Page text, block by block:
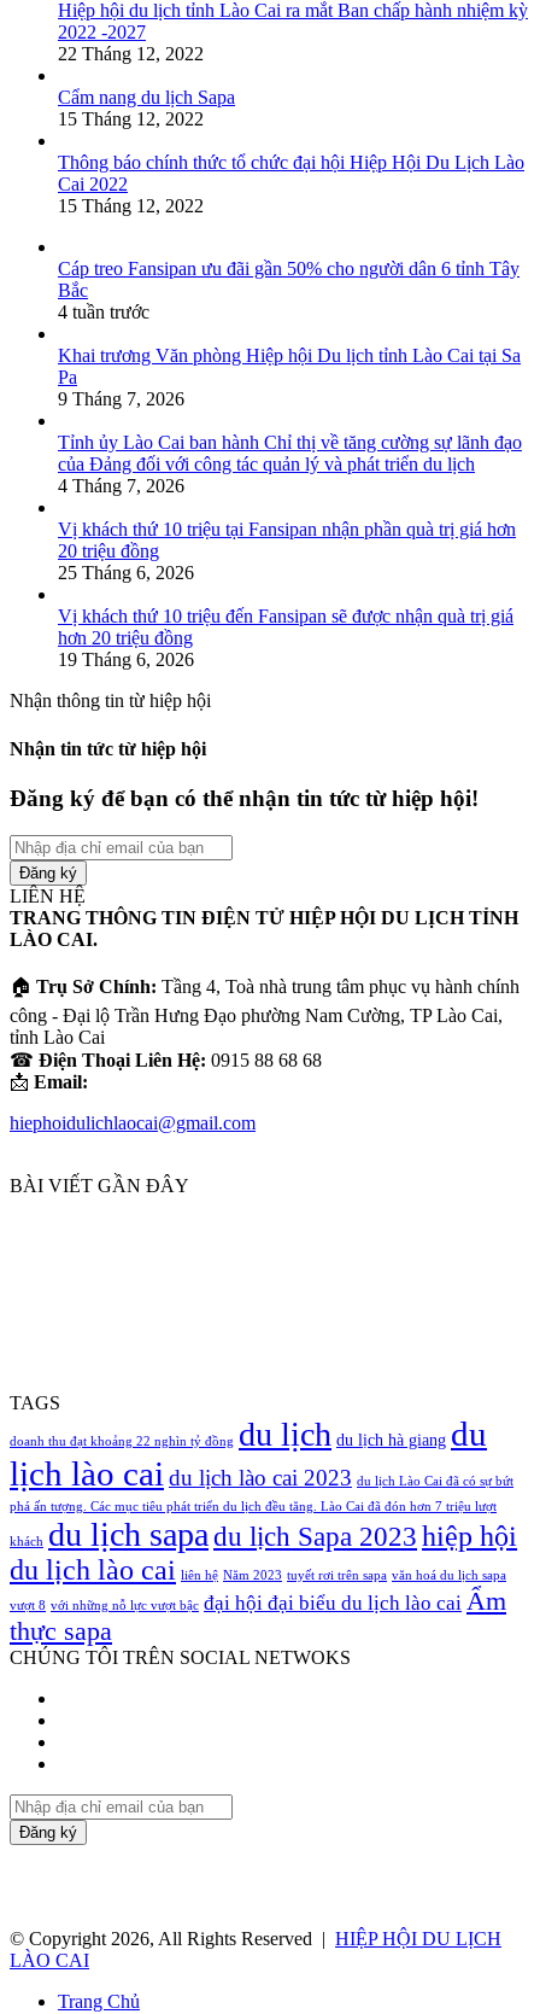
Hiệp hội du lịch tỉnh Lào Cai ra mắt Ban chấp hành nhiệm kỳ
2022 -2027
22 Tháng 12, 2022
Cẩm nang du lịch Sapa
15 Tháng 12, 2022
Thông báo chính thức tổ chức đại hội Hiệp Hội Du Lịch Lào
Cai 2022
15 Tháng 12, 2022
Cáp treo Fansipan ưu đãi gần 50% cho người dân 6 tỉnh Tây
Bắc
4 tuần trước
Khai trương Văn phòng Hiệp hội Du lịch tỉnh Lào Cai tại Sa
Pa
9 Tháng 7, 2026
Tỉnh ủy Lào Cai ban hành Chỉ thị về tăng cường sự lãnh đạo
của Đảng đối với công tác quản lý và phát triển du lịch
4 Tháng 7, 2026
Vị khách thứ 10 triệu tại Fansipan nhận phần quà trị giá hơn
20 triệu đồng
25 Tháng 6, 2026
Vị khách thứ 10 triệu đến Fansipan sẽ được nhận quà trị giá
hơn 20 triệu đồng
19 Tháng 6, 2026
Nhận thông tin từ hiệp hội
Nhận tin tức từ hiệp hội
Đăng ký để bạn có thể nhận tin tức từ hiệp hội!
Nhập
địa
chỉ
email
của
bạn
LIÊN HỆ
TRANG THÔNG TIN ĐIỆN TỬ HIỆP HỘI DU LỊCH TỈNH
LÀO CAI.
🏠 Trụ Sở Chính: Tầng 4, Toà nhà trung tâm phục vụ hành chính
công - Đại lộ Trần Hưng Đạo phường Nam Cường, TP Lào Cai,
tỉnh Lào Cai
☎ Điện Thoại Liên Hệ: 0915 88 68 68
📩 Email:
hiephoidulichlaocai@gmail.com
BÀI VIẾT GẦN ĐÂY
TAGS
doanh thu đạt khoảng 22 nghìn tỷ đồng du lịch du lịch hà giang du
lịch lào cai du lịch lào cai 2023 du lịch Lào Cai đã có sự bứt
phá ấn tượng. Các mục tiêu phát triển du lịch đều tăng. Lào Cai đã đón hơn 7 triệu lượt
khách du lịch sapa du lịch Sapa 2023 hiệp hội
du lịch lào cai liên hệ Năm 2023 tuyết rơi trên sapa văn hoá du lịch sapa
vượt 8 với những nỗ lực vượt bậc đại hội đại biểu du lịch lào cai Ẩm
thực sapa
CHÚNG TÔI TRÊN SOCIAL NETWOKS
Nhập
địa
chỉ
© Copyright 2026, All Rights Reserved | HIỆP HỘI DU LỊCH
LÀO CAI
Trang Chủ